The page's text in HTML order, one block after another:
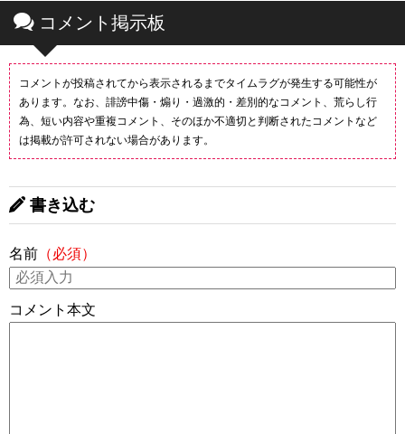
コメント掲示板
コメントが投稿されてから表示されるまでタイムラグが発生する可能性が
あります。なお、誹謗中傷・煽り・過激的・差別的なコメント、荒らし行
為、短い内容や重複コメント、そのほか不適切と判断されたコメントなど
は掲載が許可されない場合があります。
書き込む
名前 （必須）
コメント本文